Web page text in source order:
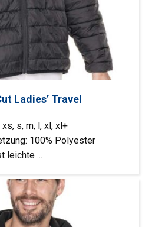
Ladies’ Travel
s, m, l, xl, xl+
100% Polyester
leichte ...